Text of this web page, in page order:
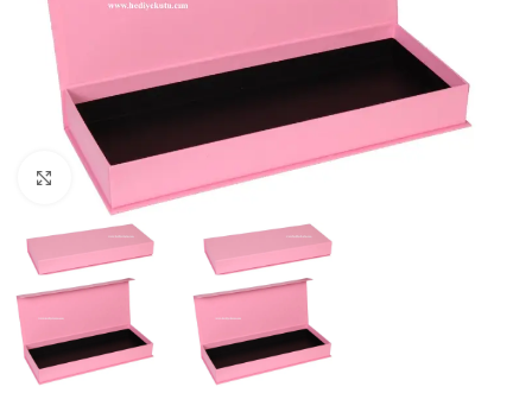
Click to enlarge